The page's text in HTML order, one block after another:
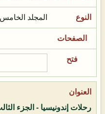
المجلد الخامس
رحلات إندونيسيا - الجزء الثالث (1419هـ -